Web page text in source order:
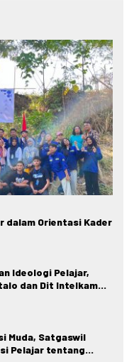
dalam Orientasi Kader
Ideologi Pelajar,
dan Dit Intelkam
Muda, Satgaswil
Pelajar tentang